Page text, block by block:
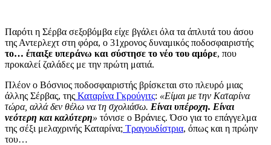
Παρότι η Σέρβα σεξοβόμβα είχε βγάλει όλα τα άπλυτά του άσου
της Αντερλεχτ στη φόρα, ο 31χρονος δυναμικός ποδοσφαιριστής
το… έπαιξε υπεράνω και σύστησε το νέο του αμόρε, που
προκαλεί ζαλάδες με την πρώτη ματιά.
Πλέον ο Βόσνιος ποδοσφαιριστής βρίσκεται στο πλευρό μιας
άλλης Σέρβας, της Καταρίνα Γκρούγιτς: «Είμαι με την Καταρίνα
τώρα, αλλά δεν θέλω να τη σχολιάσω. Είναι υπέροχη. Είναι
νεότερη και καλύτερη» τόνισε ο Βράνιες. Όσο για το επάγγελμα
της σέξι μελαχρινής Καταρίνα; Τραγουδίστρια, όπως και η πρώην
του…